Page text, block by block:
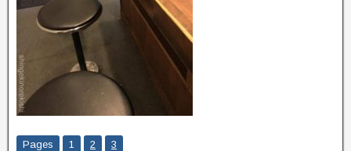
Pages 1 2 3